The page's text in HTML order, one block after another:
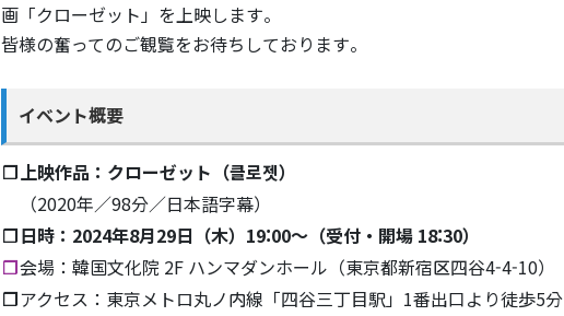
画「クローゼット」を上映します。
皆様の奮ってのご観覧をお待ちしております。
イベント概要
❐上映作品：クローゼット（클로젯）
（2020年／98分／日本語字幕）
❐日時：2024年8月29日（木）19:00～（受付・開場 18:30）
❐会場：韓国文化院 2F ハンマダンホール（東京都新宿区四谷4-4-10）
❐アクセス：東京メトロ丸ノ内線「四谷三丁目駅」1番出口より徒歩5分